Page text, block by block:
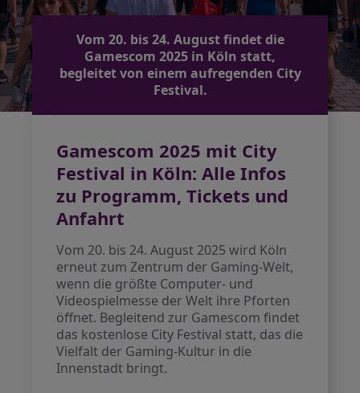
Vom 20. bis 24. August findet die
Gamescom 2025 in Köln statt,
begleitet von einem aufregenden City
Festival.
Gamescom 2025 mit City
Festival in Köln: Alle Infos
zu Programm, Tickets und
Anfahrt
Vom 20. bis 24. August 2025 wird Köln
erneut zum Zentrum der Gaming-Welt,
wenn die größte Computer- und
Videospielmesse der Welt ihre Pforten
öffnet. Begleitend zur Gamescom findet
das kostenlose City Festival statt, das die
Vielfalt der Gaming-Kultur in die
Innenstadt bringt.